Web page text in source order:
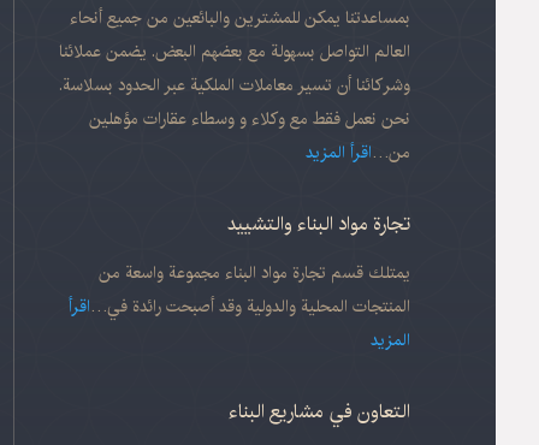
بمساعدتنا يمكن للمشترين والبائعين من جميع أنحاء
العالم التواصل بسهولة مع بعضهم البعض. يضمن عملائنا
وشركائنا أن تسير معاملات الملكية عبر الحدود بسلاسة.
نحن نعمل فقط مع وكلاء و وسطاء عقارات مؤهلين
من…اقرأ المزيد
تجارة مواد البناء والتشييد
يمتلك قسم تجارة مواد البناء مجموعة واسعة من
المنتجات المحلية والدولية وقد أصبحت رائدة في…اقرأ
المزيد
التعاون في مشاريع البناء